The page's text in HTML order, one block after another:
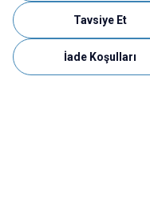
Tavsiye Et
İade Koşulları